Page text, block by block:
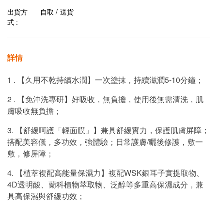
出貨方
式 :
自取 / 送貨
詳情
1 . 【久用不乾持續水潤】一次塗抹，持續滋潤5-10分鐘；
2 . 【免沖洗專研】好吸收，無負擔，使用後無需清洗，肌
膚吸收無負擔；
3. 【舒緩呵護「輕面膜」】兼具舒緩實力，保護肌膚屏障；
搭配美容儀，多功效，強體驗；日常護膚/曬後修護，敷一
敷，修屏障；
4. 【植萃複配高能量保濕力】複配WSK銀耳子實提取物、
4D透明酸、蘭科植物萃取物、泛醇等多重高保濕成分，兼
具高保濕與舒緩功效；